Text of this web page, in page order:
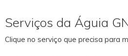
Serviços da Águia
Clique no serviço que precisa para